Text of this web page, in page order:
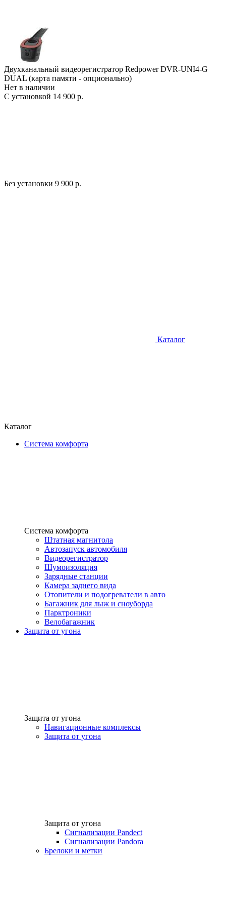
Двухканальный видеорегистратор Redpower DVR-UNI4-G
DUAL (карта памяти - опционально)
Нет в наличии
С установкой 14 900 р.
Без установки 9 900 р.
Каталог
Каталог
Система комфорта
Система комфорта
Штатная магнитола
Автозапуск автомобиля
Видеорегистратор
Шумоизоляция
Зарядные станции
Камера заднего вида
Отопители и подогреватели в авто
Багажник для лыж и сноуборда
Парктроники
Велобагажник
Защита от угона
Защита от угона
Навигационные комплексы
Защита от угона
Защита от угона
Сигнализации Pandect
Сигнализации Pandora
Брелоки и метки